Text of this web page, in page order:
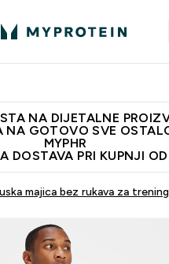
NA DIJETALNE
NA GOTOVO SVE
MYPHR
DOSTAVA PRI KUPNJI
majica bez rukava za